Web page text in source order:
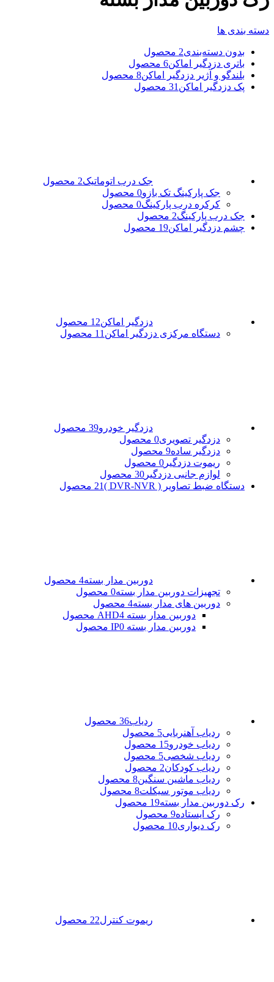
دسته بندی ها
بدون دسته‌بندی2 محصول
باتری دزدگیر اماکن6 محصول
بلندگو و آژیر دزدگیر اماکن8 محصول
پک دزدگیر اماکن 31 محصول
جک درب اتوماتیک2 محصول
جک پارکینگ تک بازو0 محصول
کرکره درب پارکینگ0 محصول
جک درب پارکینگ2 محصول
چشم دزدگیر اماکن19 محصول
دزدگیر اماکن12 محصول
دستگاه مرکزی دزدگیر اماکن 11 محصول
دزدگیر خودرو39 محصول
دزدگیر تصویری0 محصول
دزدگیر ساده9 محصول
ریموت دزدگیر 0 محصول
لوازم جانبی دزدگیر 30 محصول
دستگاه ضبط تصاویر ( DVR-NVR )
21 محصول
دوربین مدار بسته4 محصول
تجهیزات دوربین مدار بسته0 محصول
دوربین های مدار بسته4 محصول
دوربین مدار بسته AHD 4 محصول
دوربین مدار بسته IP 0 محصول
ردیاب36 محصول
ردیاب آهنربایی5 محصول
ردیاب خودرو15 محصول
ردیاب شخصی5 محصول
ردیاب کودکان2 محصول
ردیاب ماشین سنگین8 محصول
ردیاب موتور سیکلت8 محصول
رک دوربین مدار بسته19 محصول
رک ایستاده9 محصول
رک دیواری10 محصول
ریموت کنترل22 محصول